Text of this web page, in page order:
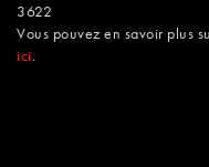
3622
Vous pouvez en savoir plus
ici .